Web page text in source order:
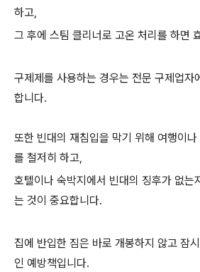
하고,
그 후에 스팀 클리너로 고온 처리를 하면
구제제를 사용하는 경우는 전문 구제업자
합니다.
또한 빈대의 재침입을 막기 위해 여행이
를 철저히 하고,
호텔이나 숙박지에서 빈대의 징후가 없는
는 것이 중요합니다.
집에 반입한 짐은 바로 개봉하지 않고 잠
인 예방책입니다.